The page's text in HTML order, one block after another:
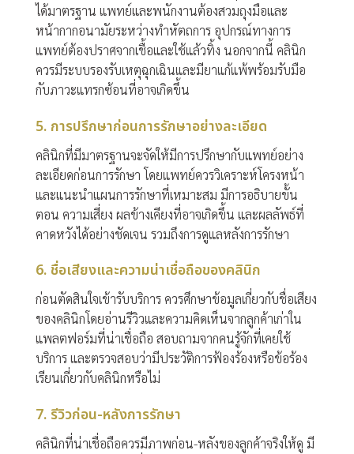
ได้มาตรฐาน แพทย์และพนักงานต้องสวมถุงมือและ
หน้ากากอนามัยระหว่างทำหัตถการ อุปกรณ์ทางการ
แพทย์ต้องปราศจากเชื้อและใช้แล้วทิ้ง นอกจากนี้ คลินิก
ควรมีระบบรองรับเหตุฉุกเฉินและมียาแก้แพ้พร้อมรับมือ
กับภาวะแทรกซ้อนที่อาจเกิดขึ้น
5. การปรึกษาก่อนการรักษาอย่างละเอียด
คลินิกที่มีมาตรฐานจะจัดให้มีการปรึกษากับแพทย์อย่าง
ละเอียดก่อนการรักษา โดยแพทย์ควรวิเคราะห์โครงหน้า
และแนะนำแผนการรักษาที่เหมาะสม มีการอธิบายขั้น
ตอน ความเสี่ยง ผลข้างเคียงที่อาจเกิดขึ้น และผลลัพธ์ที่
คาดหวังได้อย่างชัดเจน รวมถึงการดูแลหลังการรักษา
6. ชื่อเสียงและความน่าเชื่อถือของคลินิก
ก่อนตัดสินใจเข้ารับบริการ ควรศึกษาข้อมูลเกี่ยวกับชื่อเสียง
ของคลินิกโดยอ่านรีวิวและความคิดเห็นจากลูกค้าเก่าใน
แพลตฟอร์มที่น่าเชื่อถือ สอบถามจากคนรู้จักที่เคยใช้
บริการ และตรวจสอบว่ามีประวัติการฟ้องร้องหรือข้อร้อง
เรียนเกี่ยวกับคลินิกหรือไม่
7. รีวิวก่อน-หลังการรักษา
คลินิกที่น่าเชื่อถือควรมีภาพก่อน-หลังของลูกค้าจริงให้ดู มี